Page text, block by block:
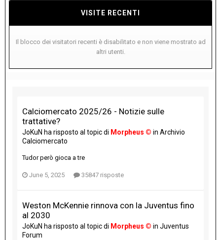
VISITE RECENTI
Il blocco dei visitatori recenti è disabilitato e non viene mostrato ad
altri utenti.
Calciomercato 2025/26 - Notizie sulle
trattative?
JoKuN ha risposto al topic di Morpheus © in Archivio
Calciomercato
Tudor però gioca a tre
June 5, 2025 35847 risposte
Weston McKennie rinnova con la Juventus fino
al 2030
JoKuN ha risposto al topic di Morpheus © in Juventus
Forum